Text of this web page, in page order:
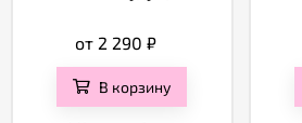
от 2 290 ₽
В корзину